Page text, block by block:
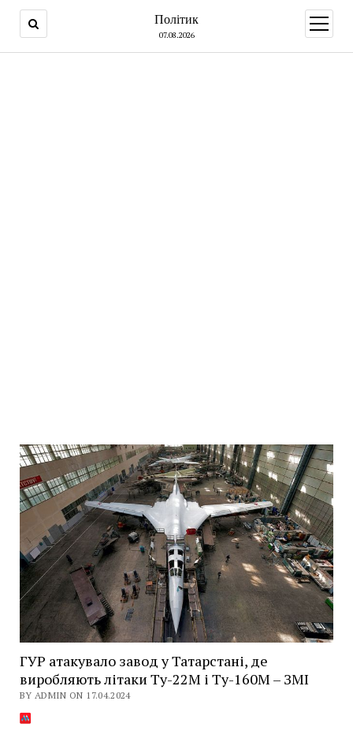
Політик
07.08.2026
open
menu
ГУР атакувало завод у Татарстані, де
виробляють літаки Ту-22М і Ту-160М – ЗМІ
BY ADMIN ON 17.04.2024